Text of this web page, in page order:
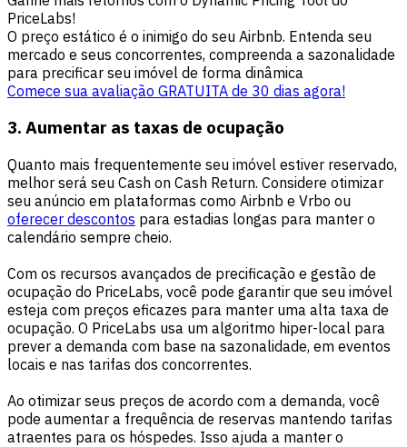
PriceLabs!
O preço estático é o inimigo do seu Airbnb. Entenda seu
mercado e seus concorrentes, compreenda a sazonalidade
para precificar seu imóvel de forma dinâmica
Comece sua avaliação GRATUITA de 30 dias agora!
3. Aumentar as taxas de ocupação
Quanto mais frequentemente seu imóvel estiver reservado,
melhor será seu Cash on Cash Return. Considere otimizar
seu anúncio em plataformas como Airbnb e Vrbo ou
oferecer descontos para estadias longas para manter o
calendário sempre cheio.
Com os recursos avançados de precificação e gestão de
ocupação do PriceLabs, você pode garantir que seu imóvel
esteja com preços eficazes para manter uma alta taxa de
ocupação. O PriceLabs usa um algoritmo hiper-local para
prever a demanda com base na sazonalidade, em eventos
locais e nas tarifas dos concorrentes.
Ao otimizar seus preços de acordo com a demanda, você
pode aumentar a frequência de reservas mantendo tarifas
atraentes para os hóspedes. Isso ajuda a manter o